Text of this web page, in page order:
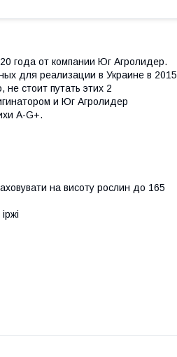
года от компании Юг Агролидер.
для реализации в Украине в 2015
стоит путать этих 2
и Юг Агролидер
A-G+.
на висоту рослин до 165